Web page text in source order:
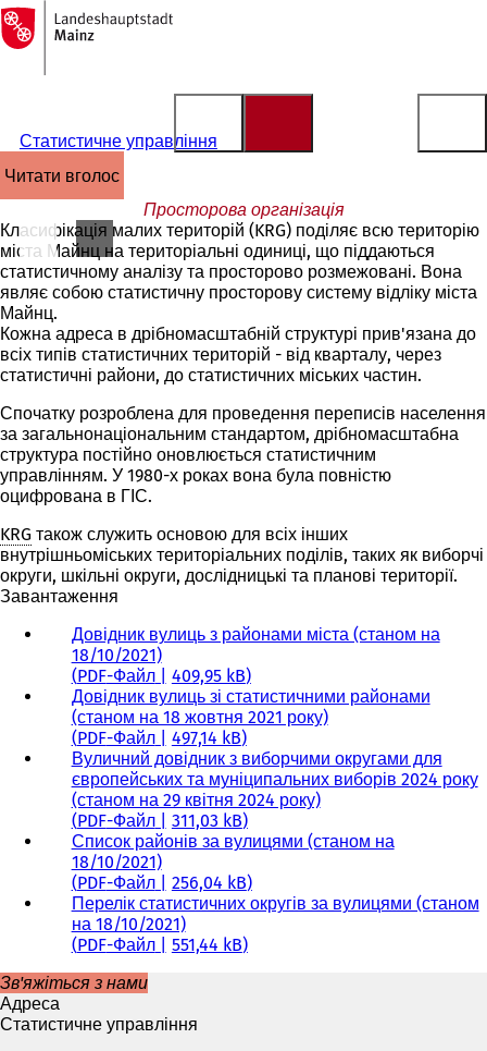
Перейти до змісту
На
головну
сторінку
Статистичне управління
читати вголос
Просторова організація
Класифікація малих територій (KRG) поділяє всю територію
міста Майнц на територіальні одиниці, що піддаються
статистичному аналізу та просторово розмежовані. Вона
являє собою статистичну просторову систему відліку міста
Майнц.
Кожна адреса в дрібномасштабній структурі прив'язана до
всіх типів статистичних територій - від кварталу, через
статистичні райони, до статистичних міських частин.
Спочатку розроблена для проведення переписів населення
за загальнонаціональним стандартом, дрібномасштабна
структура постійно оновлюється статистичним
управлінням. У 1980-х роках вона була повністю
оцифрована в ГІС.
KRG також служить основою для всіх інших
внутрішньоміських територіальних поділів, таких як виборчі
округи, шкільні округи, дослідницькі та планові території.
Завантаження
Довідник вулиць з районами міста (станом на
18/10/2021)
PDF-Файл
409,95 kB
Довідник вулиць зі статистичними районами
(станом на 18 жовтня 2021 року)
PDF-Файл
497,14 kB
Вуличний довідник з виборчими округами для
європейських та муніципальних виборів 2024 року
(станом на 29 квітня 2024 року)
PDF-Файл
311,03 kB
Список районів за вулицями (станом на
18/10/2021)
PDF-Файл
256,04 kB
Перелік статистичних округів за вулицями (станом
на 18/10/2021)
PDF-Файл
551,44 kB
Зв'яжіться з нами
Адреса
Статистичне управління